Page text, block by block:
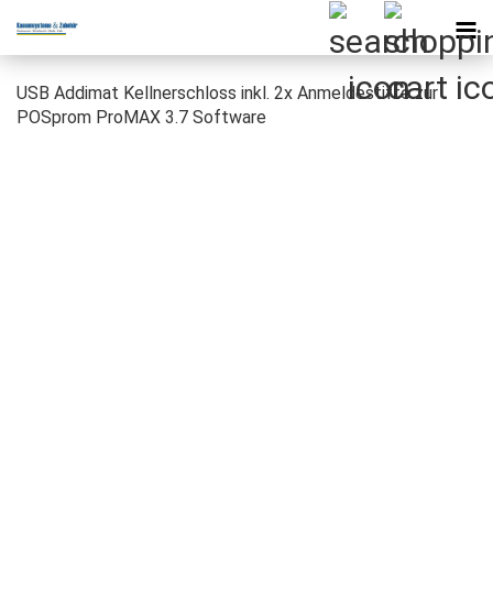
USB Addimat Kellnerschloss inkl. 2x Anmeldestifte zur
POSprom ProMAX 3.7 Software